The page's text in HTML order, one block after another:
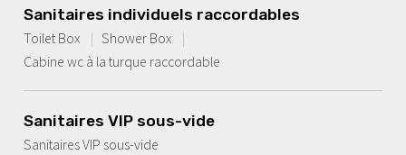
Sanitaires individuels raccordables
Toilet Box
Shower Box
Cabine wc à la turque raccordable
Sanitaires VIP sous-vide
Sanitaires VIP sous-vide